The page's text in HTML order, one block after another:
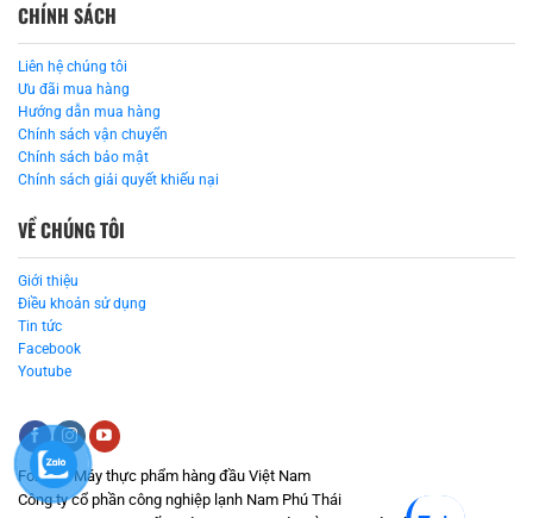
CHÍNH SÁCH
Liên hệ chúng tôi
Ưu đãi mua hàng
Hướng dẫn mua hàng
Chính sách vận chuyển
Chính sách bảo mật
Chính sách giải quyết khiếu nại
VỀ CHÚNG TÔI
Giới thiệu
Điều khoản sử dụng
Tin tức
Facebook
Youtube
Fozeni - Máy thực phẩm hàng đầu Việt Nam
Công ty cổ phần công nghiệp lạnh Nam Phú Thái